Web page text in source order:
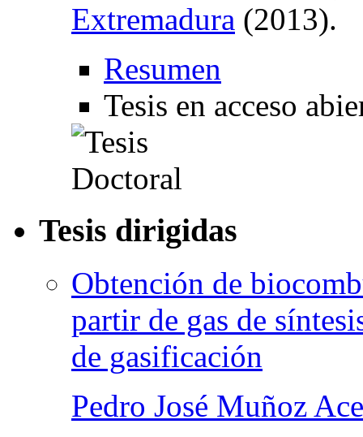
Extremadura (2013).
Resumen
Tesis en acceso
Tesis dirigidas
Obtención de
partir de gas de
de gasificación
Pedro José Muñoz